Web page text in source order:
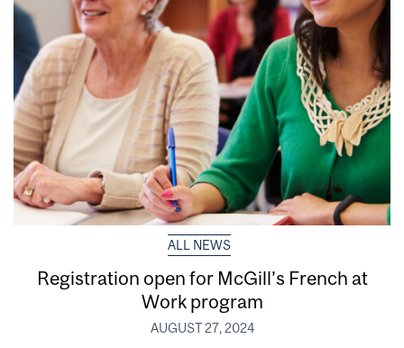
ALL NEWS
Registration open for McGill’s French at
Work program
AUGUST 27, 2024